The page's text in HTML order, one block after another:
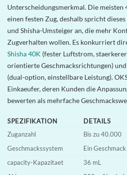
Unterscheidungsmerkmal. Die meisten
einen festen Zug, deshalb spricht
und Shisha-Umsteiger an, die mehr
Zugverhalten wollen. Es konkurriert
Shisha 40K (fester Luftstrom,
orientierte Geschmacksrichtungen)
(dual-option, einstellbare Leistung).
Einkaeufer, deren Kunden die
bewerten als mehrfache
SPEZIFIKATION
DETAILS
Zuganzahl
Bis zu 40.000
Geschmackssystem
Ein
capacity-Kapazitaet
36 mL